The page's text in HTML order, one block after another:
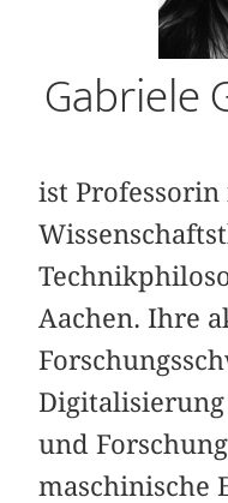
Gabriele
ist
Aachen. Ihre
und
maschinische